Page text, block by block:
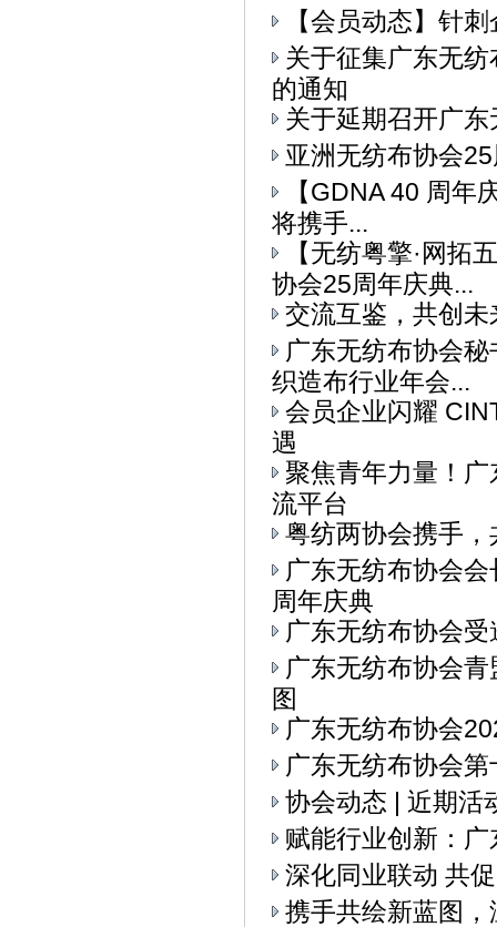
【会员动态】针
关于征集广东无
的通知
关于延期召开广
亚洲无纺布协会
【GDNA 40 周
将携手...
【无纺粤擎·网拓
协会25周年庆典...
交流互鉴，共创
广东无纺布协会
织造布行业年会...
会员企业闪耀
遇
聚焦青年力量！
流平台
粤纺两协会携手
广东无纺布协会
周年庆典
广东无纺布协会
广东无纺布协会
图
广东无纺布协会
广东无纺布协会
协会动态 | 近期
赋能行业创新：
深化同业联动 共
携手共绘新蓝图